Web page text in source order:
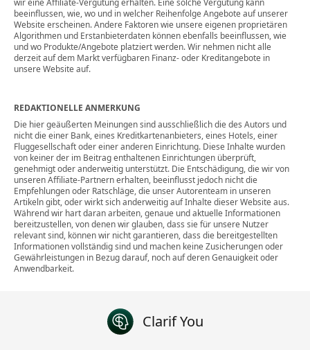
wir eine Affiliate-Vergütung erhalten. Eine solche Vergütung kann
beeinflussen, wie, wo und in welcher Reihenfolge Angebote auf unserer
Website erscheinen. Andere Faktoren wie unsere eigenen proprietären
Algorithmen und Erstanbieterdaten können ebenfalls beeinflussen, wie
und wo Produkte/Angebote platziert werden. Wir nehmen nicht alle
derzeit auf dem Markt verfügbaren Finanz- oder Kreditangebote in
unsere Website auf.
REDAKTIONELLE ANMERKUNG
Die hier geäußerten Meinungen sind ausschließlich die des Autors und
nicht die einer Bank, eines Kreditkartenanbieters, eines Hotels, einer
Fluggesellschaft oder einer anderen Einrichtung. Diese Inhalte wurden
von keiner der im Beitrag enthaltenen Einrichtungen überprüft,
genehmigt oder anderweitig unterstützt. Die Entschädigung, die wir von
unseren Affiliate-Partnern erhalten, beeinflusst jedoch nicht die
Empfehlungen oder Ratschläge, die unser Autorenteam in unseren
Artikeln gibt, oder wirkt sich anderweitig auf Inhalte dieser Website aus.
Während wir hart daran arbeiten, genaue und aktuelle Informationen
bereitzustellen, von denen wir glauben, dass sie für unsere Nutzer
relevant sind, können wir nicht garantieren, dass die bereitgestellten
Informationen vollständig sind und machen keine Zusicherungen oder
Gewährleistungen in Bezug darauf, noch auf deren Genauigkeit oder
Anwendbarkeit.
Clarif You